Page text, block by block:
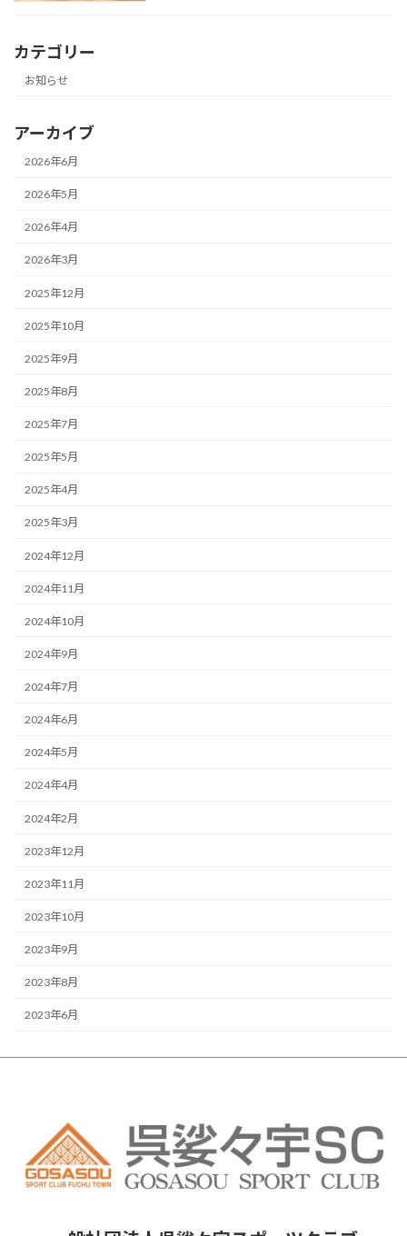
カテゴリー
お知らせ
アーカイブ
2026年6月
2026年5月
2026年4月
2026年3月
2025年12月
2025年10月
2025年9月
2025年8月
2025年7月
2025年5月
2025年4月
2025年3月
2024年12月
2024年11月
2024年10月
2024年9月
2024年7月
2024年6月
2024年5月
2024年4月
2024年2月
2023年12月
2023年11月
2023年10月
2023年9月
2023年8月
2023年6月